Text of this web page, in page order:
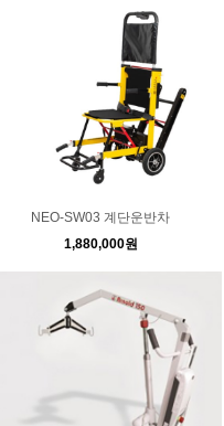
NEO-SW03 계단운반차
1,880,000원